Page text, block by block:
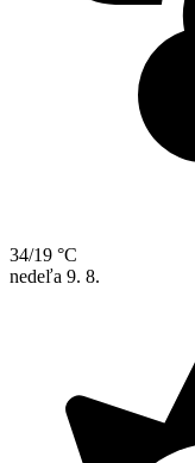
34/19 °C
nedeľa 9. 8.